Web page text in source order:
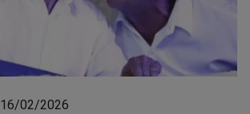
16/02/2026